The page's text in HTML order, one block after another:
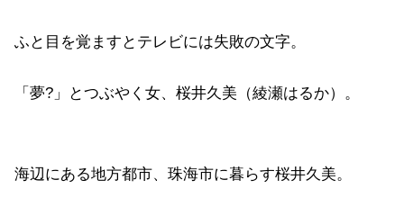
ふと目を覚ますとテレビには失敗の文字。
「夢?」とつぶやく女、桜井久美（綾瀬はるか）。
海辺にある地方都市、珠海市に暮らす桜井久美。